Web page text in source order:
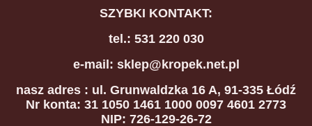
SZYBKI KONTAKT:
tel.: 531 220 030
e-mail: sklep@kropek.net.pl
nasz adres : ul. Grunwaldzka 16 A, 91-335 Łódź
Nr konta: 31 1050 1461 1000 0097 4601 2773
NIP: 726-129-26-72